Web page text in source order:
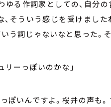
ゆる作詞家としての、自分
そういう感じを受けまし
う詞じゃないなと思った。
リーっぽいのかな」
ぽいんですよ。桜井の声も